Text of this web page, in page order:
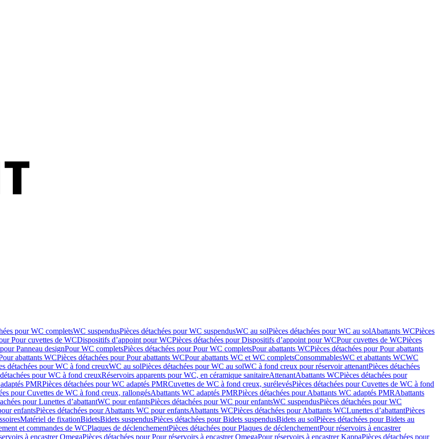
pour WC completsWC suspendusPièces détachées pour WC suspendusWC au solPièces détachées pour WC au solAbattants WCPièces
Pour cuvettes de WCDispositifs d’appoint pour WCPièces détachées pour Dispositifs d’appoint pour WCPour cuvettes de WCPièces
Panneau designPour WC completsPièces détachées pour Pour WC completsPour abattants WCPièces détachées pour Pour abattants
abattants WCPièces détachées pour Pour abattants WCPour abattants WC et WC completsConsommablesWC et abattants WCWC
détachées pour WC à fond creuxWC au solPièces détachées pour WC au solWC à fond creux pour réservoir attenantPièces détachées
pour WC à fond creuxRéservoirs apparents pour WC, en céramique sanitaireAttenantAbattants WCPièces détachées pour
PMRPièces détachées pour WC adaptés PMRCuvettes de WC à fond creux, surélevésPièces détachées pour Cuvettes de WC à fond
pour Cuvettes de WC à fond creux, rallongésAbattants WC adaptés PMRPièces détachées pour Abattants WC adaptés PMRAbattants
pour Lunettes d’abattantWC pour enfantsPièces détachées pour WC pour enfantsWC suspendusPièces détachées pour WC
enfantsPièces détachées pour Abattants WC pour enfantsAbattants WCPièces détachées pour Abattants WCLunettes d’abattantPièces
Matériel de fixationBidetsBidets suspendusPièces détachées pour Bidets suspendusBidets au solPièces détachées pour Bidets au
et commandes de WCPlaques de déclenchementPièces détachées pour Plaques de déclenchementPour réservoirs à encastrer
à encastrer OmegaPièces détachées pour Pour réservoirs à encastrer OmegaPour réservoirs à encastrer KappaPièces détachées pour